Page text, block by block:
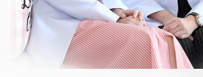
CONSULT WITH DOCTOR